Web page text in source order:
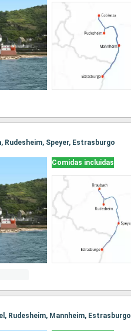
Rudesheim, Speyer, Estrasburgo
Comidas incluidas
Rudesheim, Mannheim, Estrasburgo